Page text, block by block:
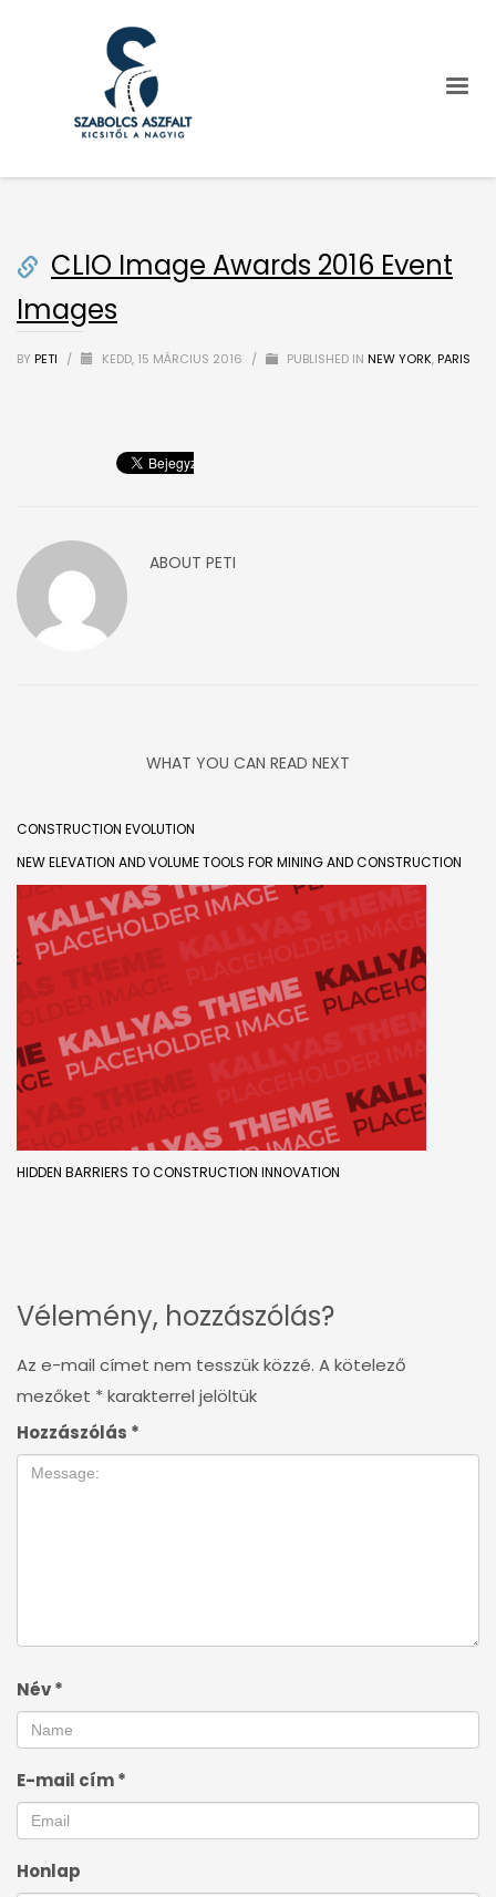
CLIO Image Awards 2016 Event
Images
BY PETI / KEDD, 15 MÁRCIUS 2016 / PUBLISHED IN NEW YORK, PARIS
ABOUT PETI
WHAT YOU CAN READ NEXT
CONSTRUCTION EVOLUTION
NEW ELEVATION AND VOLUME TOOLS FOR MINING AND CONSTRUCTION
HIDDEN BARRIERS TO CONSTRUCTION INNOVATION
Vélemény, hozzászólás?
Az e-mail címet nem tesszük közzé. A kötelező
mezőket * karakterrel jelöltük
Hozzászólás *
Név*
E-mail cím*
Honlap